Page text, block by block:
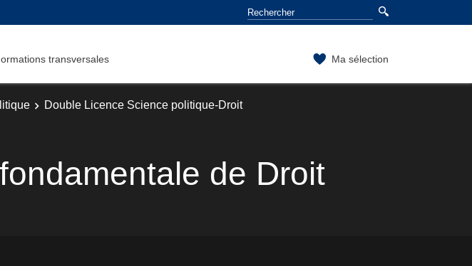
transversales Ma sélection
Double Licence Science politique-Droit
de Droit